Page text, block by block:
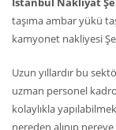
taşıma ambar yükü
kamyonet nakliyesi
Uzun yıllardır bu
uzman personel
kolaylıkla
nereden alınıp